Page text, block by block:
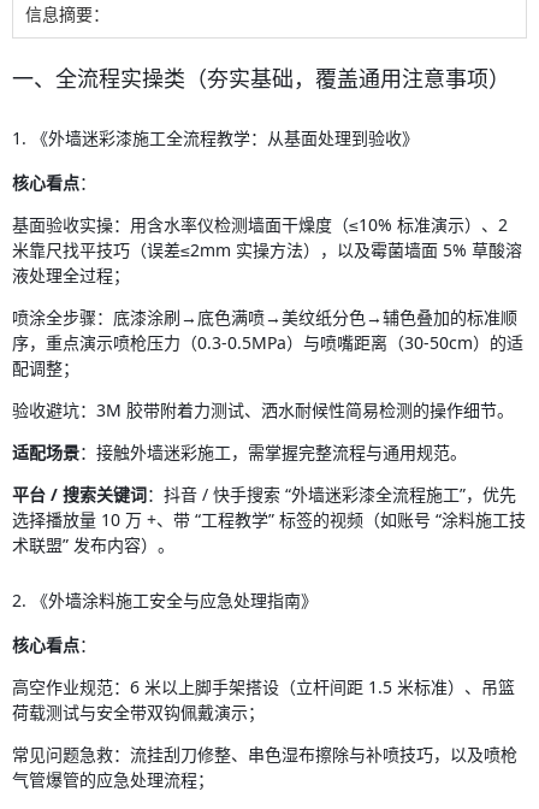
信息摘要：
一、全流程实操类（夯实基础，覆盖通用注意事项）
1. 《外墙迷彩漆施工全流程教学：从基面处理到验收》
核心看点：
基面验收实操：用含水率仪检测墙面干燥度（≤10% 标准演示）、2
米靠尺找平技巧（误差≤2mm 实操方法），以及霉菌墙面 5% 草酸溶
液处理全过程；
喷涂全步骤：底漆涂刷→底色满喷→美纹纸分色→辅色叠加的标准顺
序，重点演示喷枪压力（0.3-0.5MPa）与喷嘴距离（30-50cm）的适
配调整；
验收避坑：3M 胶带附着力测试、洒水耐候性简易检测的操作细节。
适配场景：接触外墙迷彩施工，需掌握完整流程与通用规范。
平台 / 搜索关键词：抖音 / 快手搜索 “外墙迷彩漆全流程施工”，优先
选择播放量 10 万 +、带 “工程教学” 标签的视频（如账号 “涂料施工技
术联盟” 发布内容）。
2. 《外墙涂料施工安全与应急处理指南》
核心看点：
高空作业规范：6 米以上脚手架搭设（立杆间距 1.5 米标准）、吊篮
荷载测试与安全带双钩佩戴演示；
常见问题急救：流挂刮刀修整、串色湿布擦除与补喷技巧，以及喷枪
气管爆管的应急处理流程；